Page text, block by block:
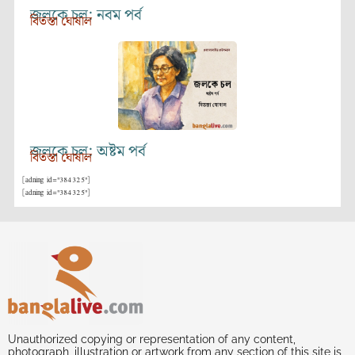
জলকে চল: নবম পর্ব
বিতস্তা ঘোষাল
জলকে চল: অষ্টম পর্ব
বিতস্তা ঘোষাল
[adning id="384325"]
[adning id="384325"]
Unauthorized copying or representation of any content,
photograph, illustration or artwork from any section of this site is